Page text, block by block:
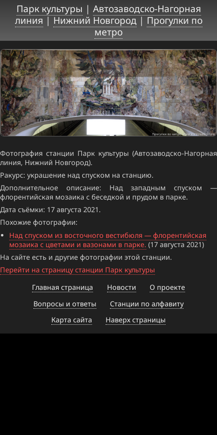
Парк культуры | Автозаводско-Нагорная
линия|Нижний Новгород|Прогулки по
метро
Фотография станции Парк культуры (Автозаводско-Нагорная
линия, Нижний Новгород).
Ракурс: украшение над спуском на станцию.
Дополнительное описание: Над западным спуском —
флорентийская мозаика с беседкой и прудом в парке.
Дата съёмки: 17 августа 2021.
Похожие фотографии:
Над спуском из восточного вестибюля — флорентийская
мозаика с цветами и вазонами в парке. (17 августа 2021)
На сайте есть и другие фотографии этой станции.
Перейти на страницу станции Парк культуры
Главная страница
Новости
О проекте
Вопросы и ответы
Станции по алфавиту
Карта сайта
Наверх страницы